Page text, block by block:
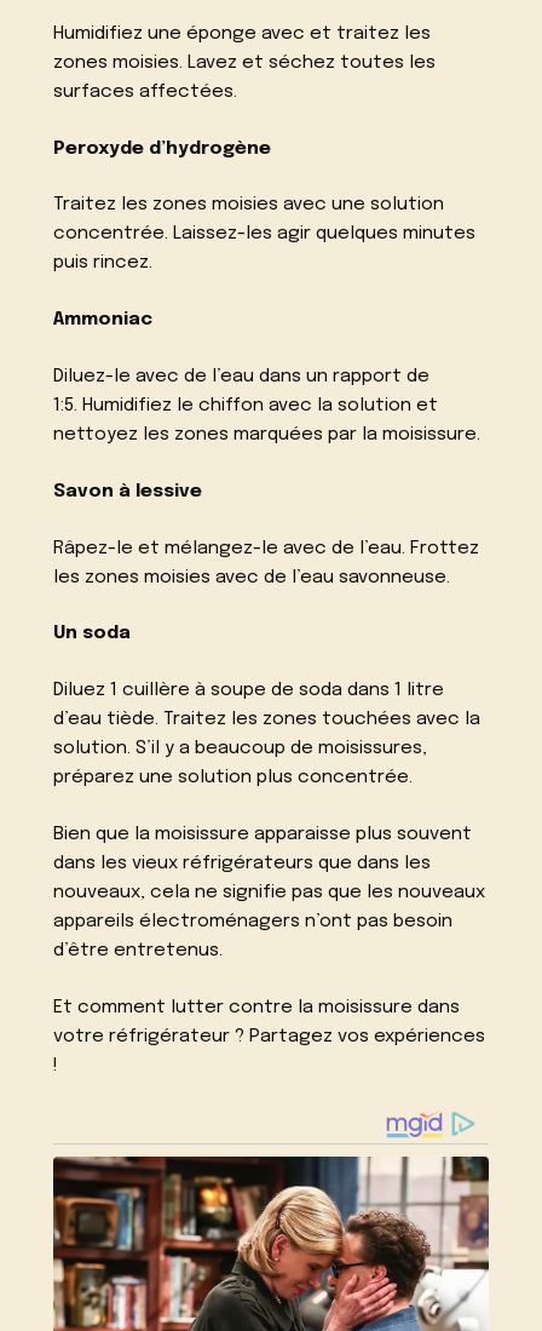
Humidifiez une éponge avec et traitez les
zones moisies. Lavez et séchez toutes les
surfaces affectées.
Peroxyde d’hydrogène
Traitez les zones moisies avec une solution
concentrée. Laissez-les agir quelques minutes
puis rincez.
Ammoniac
Diluez-le avec de l’eau dans un rapport de
1:5. Humidifiez le chiffon avec la solution et
nettoyez les zones marquées par la moisissure.
Savon à lessive
Râpez-le et mélangez-le avec de l’eau. Frottez
les zones moisies avec de l’eau savonneuse.
Un soda
Diluez 1 cuillère à soupe de soda dans 1 litre
d’eau tiède. Traitez les zones touchées avec la
solution. S’il y a beaucoup de moisissures,
préparez une solution plus concentrée.
Bien que la moisissure apparaisse plus souvent
dans les vieux réfrigérateurs que dans les
nouveaux, cela ne signifie pas que les nouveaux
appareils électroménagers n’ont pas besoin
d’être entretenus.
Et comment lutter contre la moisissure dans
votre réfrigérateur ? Partagez vos expériences
!